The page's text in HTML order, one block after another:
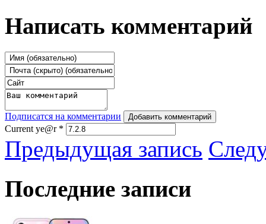
Написать комментарий
Подписатся на комментарии Добавить комментарий
Current ye@r *
Предыдущая запись
Последние записи